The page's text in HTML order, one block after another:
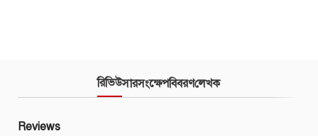
রিভিউসারসংক্ষেপবিবরণলেখক
Reviews